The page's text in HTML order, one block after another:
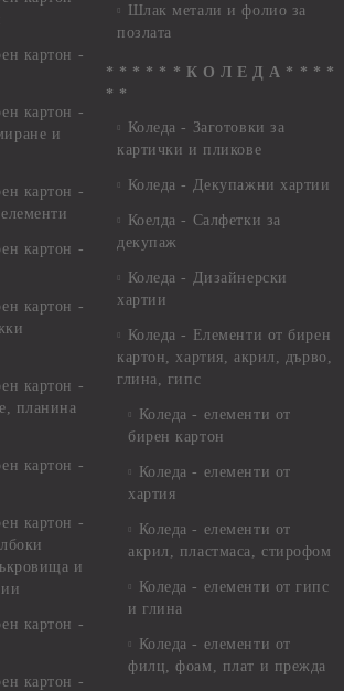
картон -
картон -
и
картон -
картон -
картон -
картон -
планина
картон -
картон -
и
картон -
картон -
Шлак метали и фолио за
позлата
* * * * * * К О Л Е Д А * * * *
* *
Коледа - Заготовки за
картички и пликове
Коледа - Декупажни хартии
Коелда - Салфетки за
декупаж
Коледа - Дизайнерски
хартии
Коледа - Eлементи от бирен
картон, хартия, акрил, дърво,
глина, гипс
Коледа - елементи от
бирен картон
Коледа - елементи от
хартия
Коледа - елементи от
акрил, пластмаса, стирофом
Коледа - елементи от гипс
и глина
Коледа - елементи от
филц, фоам, плат и прежда